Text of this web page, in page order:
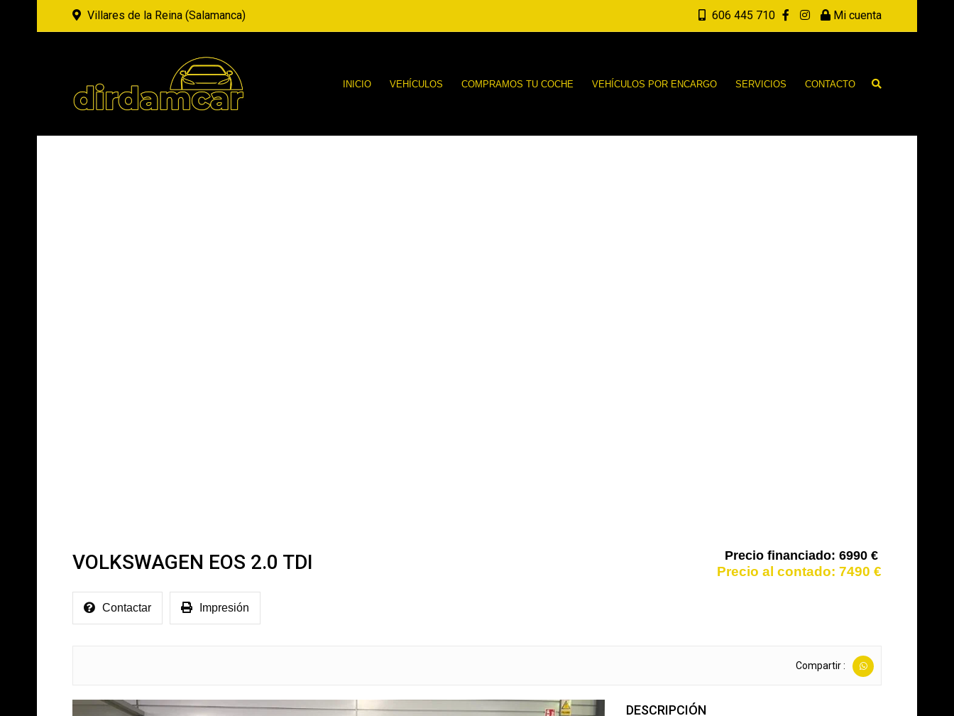
Villares de la Reina (Salamanca) 606 445 710 Mi cuenta
INICIO VEHÍCULOS COMPRAMOS TU COCHE VEHÍCULOS POR ENCARGO SERVICIOS CONTACTO
VOLKSWAGEN EOS 2.0 TDI 6990 €
7490 €
Contactar Impresión
Compartir :
DESCRIPCIÓN